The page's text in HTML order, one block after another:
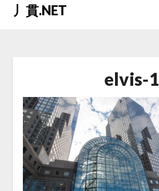
Skip丿貫.NET
elvis-1